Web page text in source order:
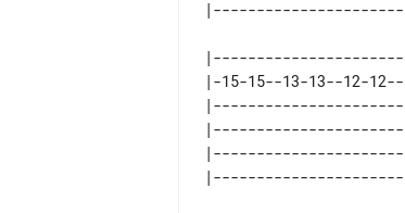
|-15-15--13-13--
|----------------------